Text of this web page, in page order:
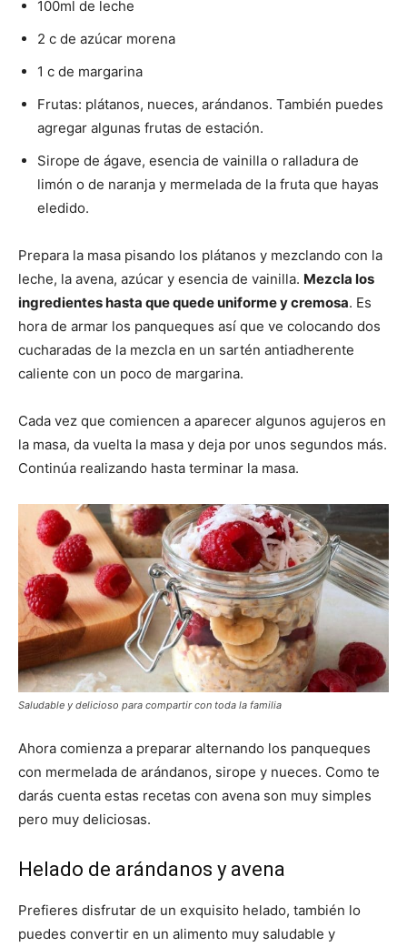
100ml de leche
2 c de azúcar morena
1 c de margarina
Frutas: plátanos, nueces, arándanos. También puedes
agregar algunas frutas de estación.
Sirope de ágave, esencia de vainilla o ralladura de
limón o de naranja y mermelada de la fruta que hayas
eledido.
Prepara la masa pisando los plátanos y mezclando con la
leche, la avena, azúcar y esencia de vainilla. Mezcla los
ingredientes hasta que quede uniforme y cremosa. Es
hora de armar los panqueques así que ve colocando dos
cucharadas de la mezcla en un sartén antiadherente
caliente con un poco de margarina.
Cada vez que comiencen a aparecer algunos agujeros en
la masa, da vuelta la masa y deja por unos segundos más.
Continúa realizando hasta terminar la masa.
Saludable y delicioso para compartir con toda la familia
Ahora comienza a preparar alternando los panqueques
con mermelada de arándanos, sirope y nueces. Como te
darás cuenta estas recetas con avena son muy simples
pero muy deliciosas.
Helado de arándanos y avena
Prefieres disfrutar de un exquisito helado, también lo
puedes convertir en un alimento muy saludable y